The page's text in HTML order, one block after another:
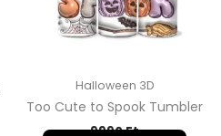
Halloween 3D
Too Cute to Spook Tumbler
9990Ft